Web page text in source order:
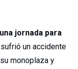
jornada para
un accidente
monoplaza y